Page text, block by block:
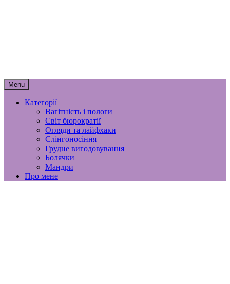
Menu
Категорії
Вагітність і пологи
Світ бюрократії
Огляди та лайфхаки
Слінгоносіння
Грудне вигодовування
Болячки
Мандри
Про мене